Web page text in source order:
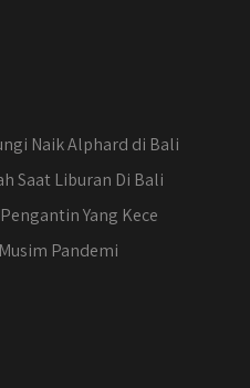
Naik Alphard di Bali
Saat Liburan Di Bali
Yang Kece
Pandemi